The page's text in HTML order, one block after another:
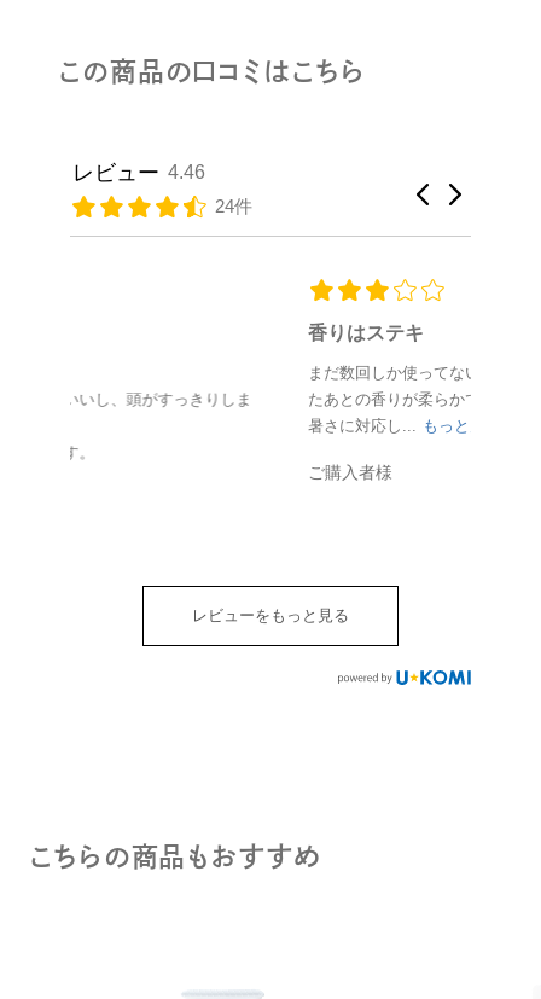
この商品の口コミはこちら
レビュー 4.46
24件
まだ数回しか使ってないですが、頭皮に吹き付け
たあとの香りが柔らかでステキです。ただ真夏の
レビューをもっと見る
こちらの商品もおすすめ